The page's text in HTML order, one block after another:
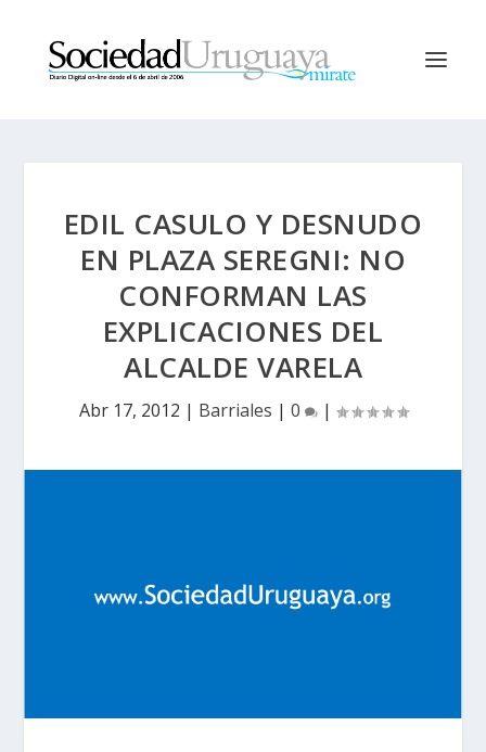
EDIL CASULO Y DESNUDO
EN PLAZA SEREGNI: NO
CONFORMAN LAS
EXPLICACIONES DEL
ALCALDE VARELA
Abr 17, 2012 | Barriales | 0 |